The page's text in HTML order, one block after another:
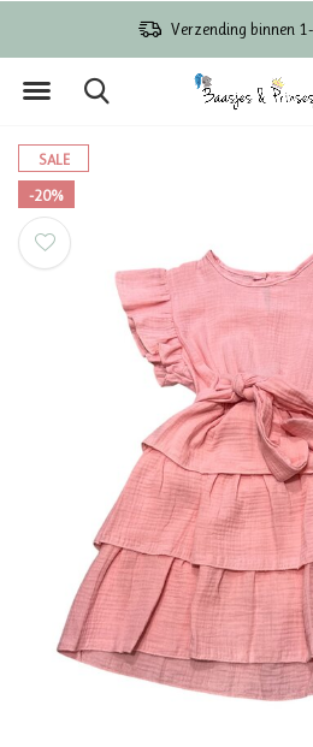
Verzending binnen
SALE
-20%